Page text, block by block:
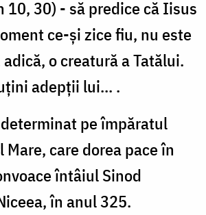
10, 30) - să predice că Iisus
ce-şi zice fiu, nu este
o creatură a Tatălui.
adepţii lui... .
pe împăratul
care dorea pace în
întâiul Sinod
în anul 325.